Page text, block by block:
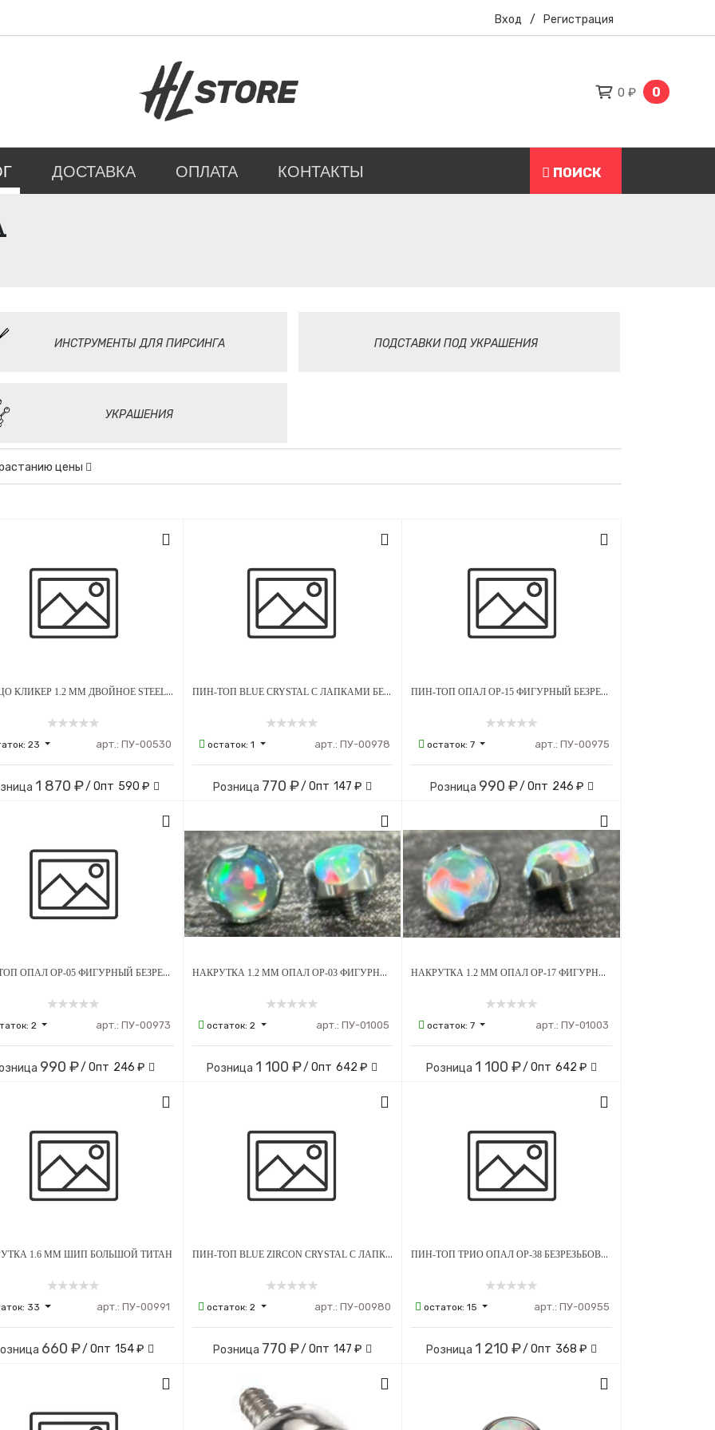
Вход / Регистрация
0 ₽ 0
ДОСТАВКА ОПЛАТА КОНТАКТЫ ПОИСК
ИНСТРУМЕНТЫ ДЛЯ ПИРСИНГА ПОДСТАВКИ ПОД УКРАШЕНИЯ
УКРАШЕНИЯ
цены
КОЛЬЦО КЛИКЕР 1.2 ММ ДВОЙНОЕ STEEL ТИТАН
23 арт.: ПУ-00530
1 870 ₽/ Опт 590 ₽
ПИН-ТОП BLUE CRYSTAL С ЛАПКАМИ БЕЗРЕЗЬБОВОЙ ТИТАН
остаток:1 арт.: ПУ-00978
Розница 770 ₽/ Опт 147 ₽
ПИН-ТОП ОПАЛ OP-15 ФИГУРНЫЙ БЕЗРЕЗЬБОВОЙ ТИТАН
остаток: 7 арт.: ПУ-00975
Розница 990 ₽/ Опт 246 ₽
ПИН-ТОП ОПАЛ OP-05 ФИГУРНЫЙ БЕЗРЕЗЬБОВОЙ ТИТАН
2 арт.: ПУ-00973
990 ₽/ Опт 246 ₽
НАКРУТКА 1.2 ММ ОПАЛ OP-03 ФИГУРНАЯ ТИТАН
остаток:2 арт.: ПУ-01005
Розница 1 100 ₽/ Опт 642 ₽
НАКРУТКА 1.2 ММ ОПАЛ OP-17 ФИГУРНАЯ ТИТАН
остаток: 7 арт.: ПУ-01003
Розница 1 100 ₽/ Опт 642 ₽
1.6 ММ ШИП БОЛЬШОЙ ТИТАН
33 арт.: ПУ-00991
660 ₽/ Опт 154 ₽
ПИН-ТОП BLUE ZIRCON CRYSTAL С ЛАПКАМИ БЕЗРЕЗЬБОВОЙ ТИТАН
остаток:2 арт.: ПУ-00980
Розница 770 ₽/ Опт 147 ₽
ПИН-ТОП ТРИО ОПАЛ OP-38 БЕЗРЕЗЬБОВОЙ ТИТАН
остаток:15 арт.: ПУ-00955
Розница 1 210 ₽/ Опт 368 ₽